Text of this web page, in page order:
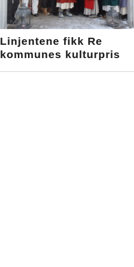
Linjentene fikk Re
kommunes kulturpris